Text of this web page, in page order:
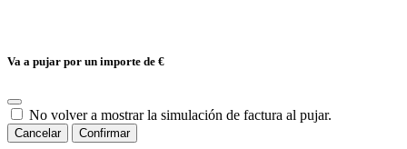
Va a pujar por un importe de €
No volver a mostrar la simulación de factura al pujar.
Cancelar Confirmar